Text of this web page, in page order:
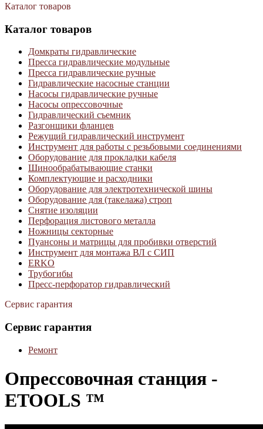
Каталог товаров
Каталог товаров
Домкраты гидравлические
Пресса гидравлические модульные
Пресса гидравлические ручные
Гидравлические насосные станции
Насосы гидравлические ручные
Насосы опрессовочные
Гидравлический съемник
Разгонщики фланцев
Режущий гидравлический инструмент
Инструмент для работы с резьбовыми соединениями
Оборудование для прокладки кабеля
Шинообрабатывающие станки
Комплектующие и расходники
Оборудование для электротехнической шины
Оборудование для (такелажа) строп
Снятие изоляции
Перфорация листового металла
Ножницы секторные
Пуансоны и матрицы для пробивки отверстий
Инструмент для монтажа ВЛ с СИП
ERKO
Трубогибы
Пресс-перфоратор гидравлический
Сервис гарантия
Сервис гарантия
Ремонт
Опрессовочная станция -
ETOOLS ™